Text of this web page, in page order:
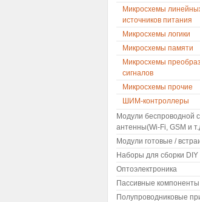
Микросхемы
источников питания
Микросхемы логики
Микросхемы памяти
Микросхемы
сигналов
Микросхемы прочие
ШИМ-контроллеры
Модули беспроводной
антенны(Wi-Fi, GSM и
Модули готовые /
Наборы для сборки DIY
Оптоэлектроника
Пассивные компоненты
Полупроводниковые